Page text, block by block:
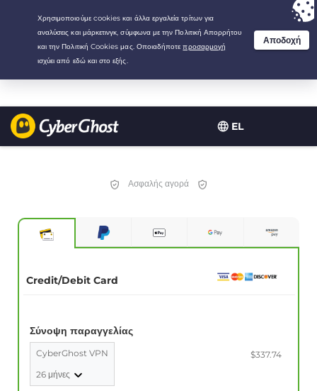
EL
Your choice:The Best Dealfor 2.1666666666667-years at $
/month
Ασφαλής αγορά
Credit/Debit Card
Σύνοψη παραγγελίας
CyberGhost VPN
26 μήνες
$337.74